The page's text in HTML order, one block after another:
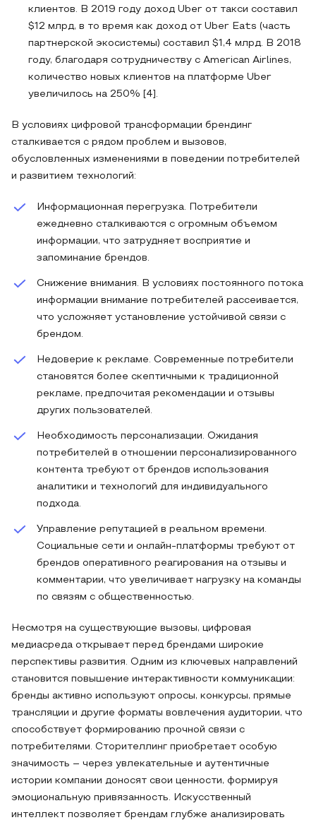
клиентов. В 2019 году доход Uber от такси составил
$12 млрд, в то время как доход от Uber Eats (часть
партнерской экосистемы) составил $1,4 млрд. В 2018
году, благодаря сотрудничеству с American Airlines,
количество новых клиентов на платформе Uber
увеличилось на 250% [4].
В условиях цифровой трансформации брендинг
сталкивается с рядом проблем и вызовов,
обусловленных изменениями в поведении потребителей
и развитием технологий:
Информационная перегрузка. Потребители
ежедневно сталкиваются с огромным объемом
информации, что затрудняет восприятие и
запоминание брендов.
Снижение внимания. В условиях постоянного потока
информации внимание потребителей рассеивается,
что усложняет установление устойчивой связи с
брендом.
Недоверие к рекламе. Современные потребители
становятся более скептичными к традиционной
рекламе, предпочитая рекомендации и отзывы
других пользователей.
Необходимость персонализации. Ожидания
потребителей в отношении персонализированного
контента требуют от брендов использования
аналитики и технологий для индивидуального
подхода.
Управление репутацией в реальном времени.
Социальные сети и онлайн-платформы требуют от
брендов оперативного реагирования на отзывы и
комментарии, что увеличивает нагрузку на команды
по связям с общественностью.
Несмотря на существующие вызовы, цифровая
медиасреда открывает перед брендами широкие
перспективы развития. Одним из ключевых направлений
становится повышение интерактивности коммуникации:
бренды активно используют опросы, конкурсы, прямые
трансляции и другие форматы вовлечения аудитории, что
способствует формированию прочной связи с
потребителями. Сторителлинг приобретает особую
значимость – через увлекательные и аутентичные
истории компании доносят свои ценности, формируя
эмоциональную привязанность. Искусственный
интеллект позволяет брендам глубже анализировать